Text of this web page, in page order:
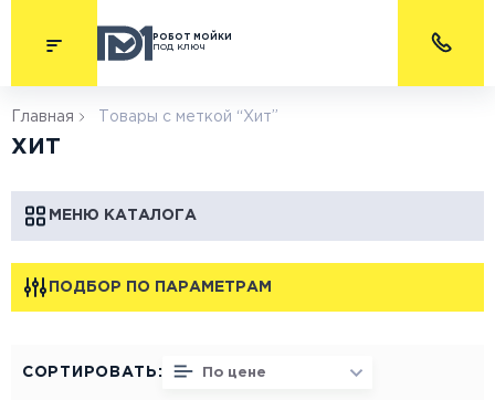
РОБОТ МОЙКИ
под ключ
Главная Товары с меткой “Хит”
ХИТ
МЕНЮ КАТАЛОГА
ПОДБОР ПО ПАРАМЕТРАМ
СОРТИРОВАТЬ: По цене